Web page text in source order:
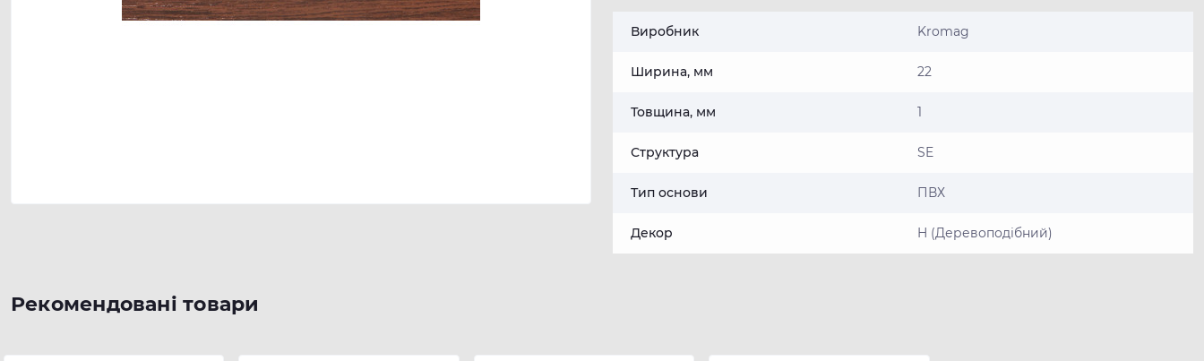
Виробник Kromag
Ширина, мм 22
Товщина, мм 1
Структура SE
Тип основи ПВХ
Декор H (Деревоподібний)
Рекомендовані товари